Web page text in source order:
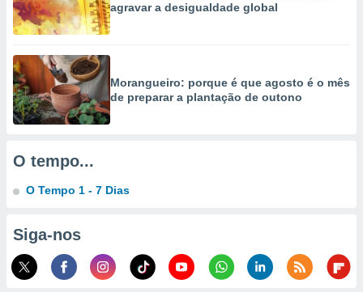
medir
da
dos
os
de
ou
fontes,
e melhorar
dados
agravar a desigualdade global
Morangueiro: porque é que agosto é o mês
de preparar a plantação de outono
O tempo...
O Tempo 1 - 7 Dias
Siga-nos